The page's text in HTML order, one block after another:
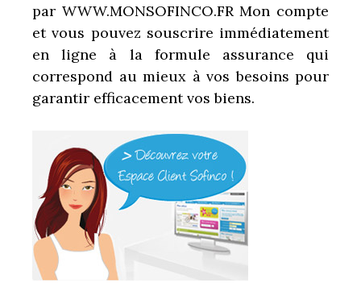
par WWW.MONSOFINCO.FR Mon compte
et vous pouvez souscrire immédiatement
en ligne à la formule assurance qui
correspond au mieux à vos besoins pour
garantir efficacement vos biens.